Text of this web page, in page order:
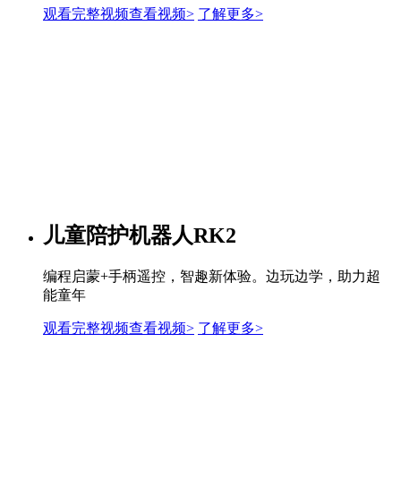
观看完整视频查看视频> 了解更多>
儿童陪护机器人RK2
编程启蒙+手柄遥控，智趣新体验。边玩边学，助力超
能童年
观看完整视频查看视频> 了解更多>